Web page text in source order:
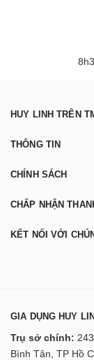
HUY LINH TRÊN
THÔNG TIN
CHÍNH SÁCH
CHẤP NHẬN
KẾT NỐI VỚI
GIA DỤNG HUY
Trụ sở chính:
Bình Tân, TP Hồ